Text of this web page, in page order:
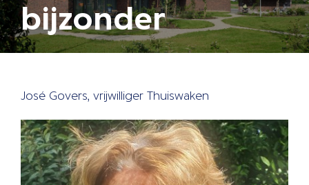
bijzonder
José Govers, vrijwilliger Thuiswaken